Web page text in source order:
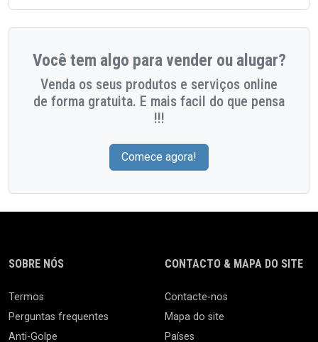
Você tem algo para vender ou alugar?
Venda os seus produtos e serviços online
de forma gratuita. E mais facil do que pensa
!!!
Comece agora!
SOBRE NÓS
Termos
Perguntas frequentes
Anti-Golpe
CONTACTO & MAPA DO SITE
Contacte-nos
Mapa do site
Países